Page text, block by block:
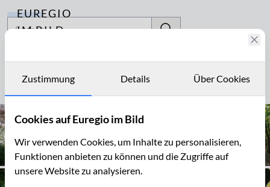
EUREGIO
IM BILD
Archiv
Kontakt
Archiv
Zustimmung Details Über Cookies
Cookies auf Euregio im Bild
Wir verwenden Cookies, um Inhalte zu personalisieren,
Funktionen anbieten zu können und die Zugriffe auf
unsere Website zu analysieren.